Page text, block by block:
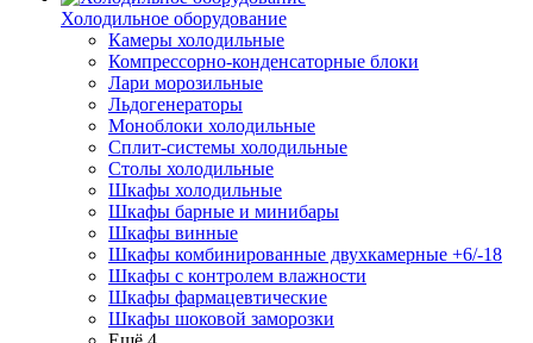
Холодильное оборудование
Камеры холодильные
Компрессорно-конденсаторные блоки
Лари морозильные
Льдогенераторы
Моноблоки холодильные
Сплит-системы холодильные
Столы холодильные
Шкафы холодильные
Шкафы барные и минибары
Шкафы винные
Шкафы комбинированные двухкамерные +6/-18
Шкафы с контролем влажности
Шкафы фармацевтические
Шкафы шоковой заморозки